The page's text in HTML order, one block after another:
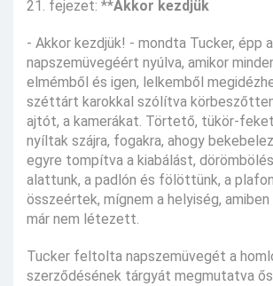
21. fejezet: **Akkor kezdjük
- Akkor kezdjük! - mondta Tucker, épp a
napszemüvegéért nyúlva, amikor
elmémből és igen, lelkemből
széttárt karokkal szólítva
ajtót, a kamerákat. Törtető, tükör-
nyíltak szájra, fogakra, ahogy
egyre tompítva a kiabálást,
alattunk, a padlón és fölöttünk, a
összeértek, mígnem a helyiség,
már nem létezett.
Tucker feltolta napszemüvegét a
szerződésének tárgyát megmutatva